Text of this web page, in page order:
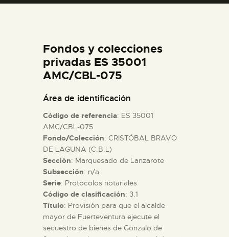
ESPAÑOL
PREPARAR LA VISITA
█
EL MUSEO
COLECCIONES
DIDÁCTICA
Fondos y colecciones
privadas ES 35001
AMC/CBL-075
Área de identificación
Código de referencia: ES 35001
AMC/CBL-075
Fondo/Colección: CRISTÓBAL BRAVO
DE LAGUNA (C.B.L)
Sección: Marquesado de Lanzarote
Subsección: n/a
Serie: Protocolos notariales
Código de clasificación: 3.1
Título: Provisión para que el alcalde
mayor de Fuerteventura ejecute el
secuestro de bienes de Gonzalo de